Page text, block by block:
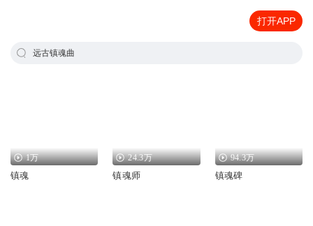
打开APP
远古镇魂曲
1万
镇魂
24.3万
镇魂师
94.3万
镇魂碑